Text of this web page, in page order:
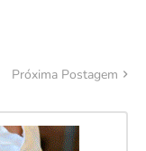
Próxima Postagem